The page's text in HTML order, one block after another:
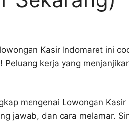
Kasir Indomaret ini
Peluang kerja yang
mengenai Lowongan Kasir
jawab, dan cara melamar.